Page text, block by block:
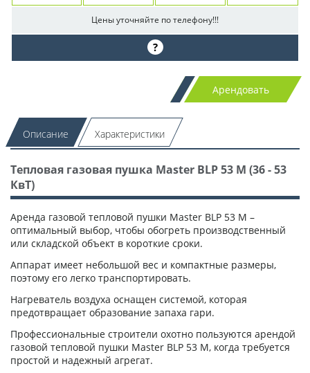
Цены уточняйте по телефону!!!
?
Арендовать
Описание Характеристики
Тепловая газовая пушка Master BLP 53 M (36 - 53
КвТ)
Аренда газовой тепловой пушки Master BLP 53 M –
оптимальный выбор, чтобы обогреть производственный
или складской объект в короткие сроки.
Аппарат имеет небольшой вес и компактные размеры,
поэтому его легко транспортировать.
Нагреватель воздуха оснащен системой, которая
предотвращает образование запаха гари.
Профессиональные строители охотно пользуются арендой
газовой тепловой пушки Master BLP 53 M, когда требуется
простой и надежный агрегат.